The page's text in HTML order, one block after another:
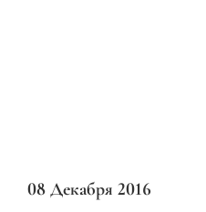
08 Декабря 2016